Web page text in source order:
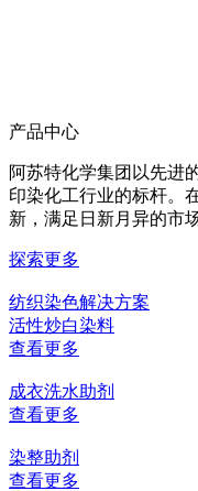
产品中心
阿苏特化学集团以先进
印染化工行业的标杆。
新，满足日新月异的市
探索更多
纺织染色解决方案
活性炒白染料
查看更多
成衣洗水助剂
查看更多
染整助剂
查看更多